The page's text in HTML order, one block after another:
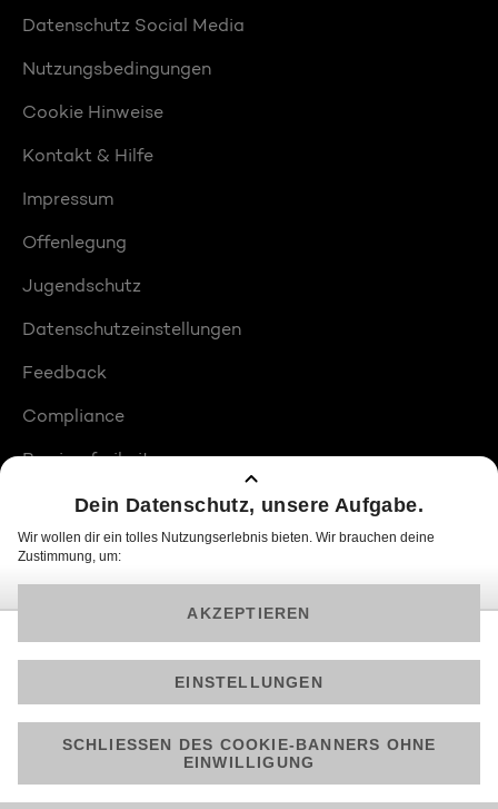
Datenschutz Social Media
Nutzungsbedingungen
Cookie Hinweise
Kontakt & Hilfe
Impressum
Offenlegung
Jugendschutz
Datenschutzeinstellungen
Feedback
Compliance
Barrierefreiheit
Produktplatzierungen